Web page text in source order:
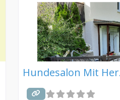
Hundesalon Mit